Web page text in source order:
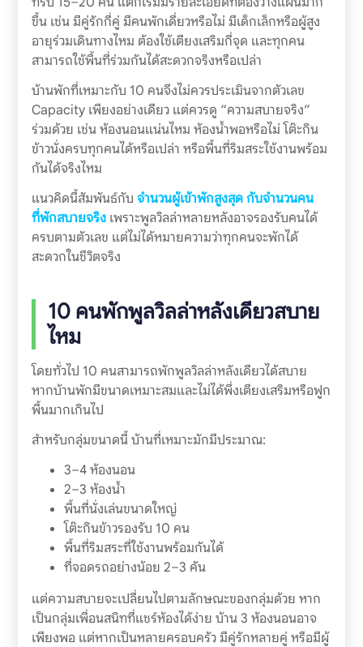
ขึ้น เช่น มีคู่รักกี่คู่ มีคนพักเดี่ยวหรือไม่ มีเด็กเล็กหรือผู้สูง
อายุร่วมเดินทางไหม ต้องใช้เตียงเสริมกี่จุด และทุกคน
สามารถใช้พื้นที่ร่วมกันได้สะดวกจริงหรือเปล่า
บ้านพักที่เหมาะกับ 10 คนจึงไม่ควรประเมินจากตัวเลข
Capacity เพียงอย่างเดียว แต่ควรดู “ความสบายจริง”
ร่วมด้วย เช่น ห้องนอนแน่นไหม ห้องน้ำพอหรือไม่ โต๊ะกิน
ข้าวนั่งครบทุกคนได้หรือเปล่า หรือพื้นที่ริมสระใช้งานพร้อม
กันได้จริงไหม
แนวคิดนี้สัมพันธ์กับ จำนวนผู้เข้าพักสูงสุด กับจำนวนคน
ที่พักสบายจริงเพราะพูลวิลล่าหลายหลังอาจรองรับคนได้
ครบตามตัวเลข แต่ไม่ได้หมายความว่าทุกคนจะพักได้
สะดวกในชีวิตจริง
10 คนพักพูลวิลล่าหลังเดียวสบาย
ไหม
โดยทั่วไป 10 คนสามารถพักพูลวิลล่าหลังเดียวได้สบาย
หากบ้านพักมีขนาดเหมาะสมและไม่ได้พึ่งเตียงเสริมหรือฟูก
พื้นมากเกินไป
สำหรับกลุ่มขนาดนี้ บ้านที่เหมาะมักมีประมาณ:
3–4 ห้องนอน
2–3 ห้องน้ำ
พื้นที่นั่งเล่นขนาดใหญ่
โต๊ะกินข้าวรองรับ 10 คน
พื้นที่ริมสระที่ใช้งานพร้อมกันได้
ที่จอดรถอย่างน้อย 2–3 คัน
แต่ความสบายจะเปลี่ยนไปตามลักษณะของกลุ่มด้วย หาก
เป็นกลุ่มเพื่อนสนิทที่แชร์ห้องได้ง่าย บ้าน 3 ห้องนอนอาจ
เพียงพอ แต่หากเป็นหลายครอบครัว มีคู่รักหลายคู่ หรือมีผู้